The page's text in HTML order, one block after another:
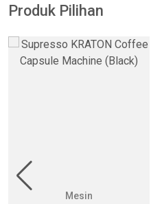
Produk Pilihan
Mesin